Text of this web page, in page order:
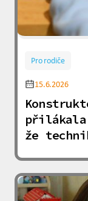
Pro rodiče
15.6.2026
že